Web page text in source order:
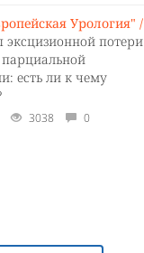
Урология" /
потери
есть ли к чему
3038 0